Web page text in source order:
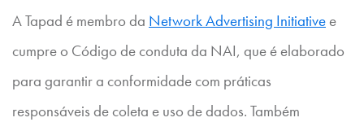
A Tapad é membro da Network Advertising Initiativee
cumpre o Código de conduta da NAI, que é elaborado
para garantir a conformidade com práticas
responsáveis de coleta e uso de dados. Também